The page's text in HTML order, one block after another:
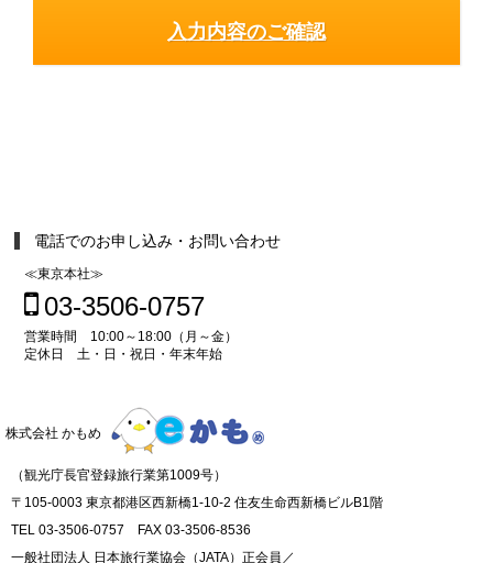
電話でのお申し込み・お問い合わせ
≪東京本社≫
03-3506-0757
営業時間 10:00～18:00（月～金）
定休日 土・日・祝日・年末年始
株式会社 かもめ
（観光庁長官登録旅行業第1009号）
〒105-0003 東京都港区西新橋1-10-2 住友生命西新橋ビルB1階
TEL 03-3506-0757 FAX 03-3506-8536
一般社団法人 日本旅行業協会（JATA）正会員／